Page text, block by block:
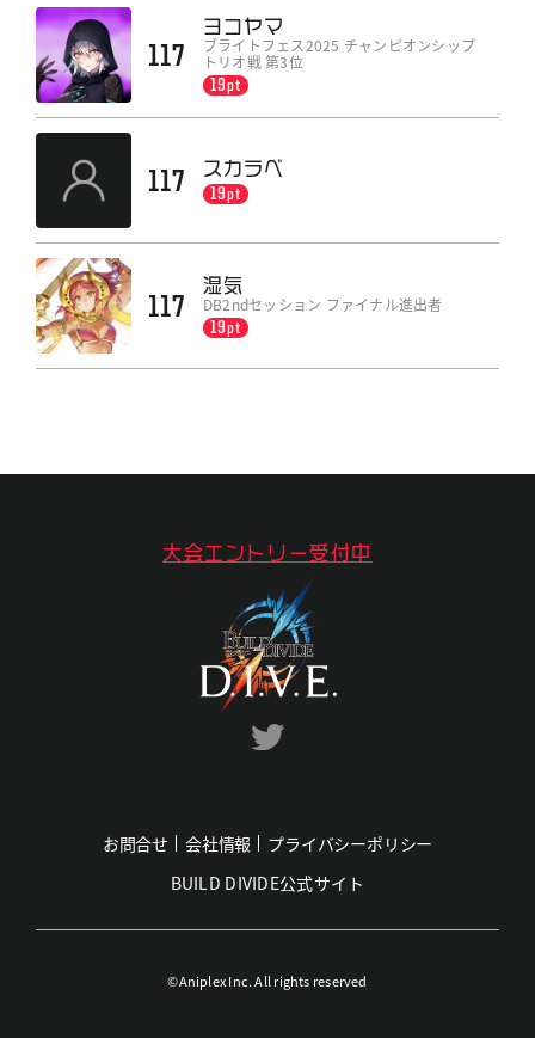
117
ヨコヤマ
ブライトフェス2025 チャンピオンシップ
トリオ戦 第3位
19pt
117
スカラベ
19pt
117
湿気
DB2ndセッション ファイナル進出者
19pt
大会エントリー受付中
お問合せ 会社情報
プライバシーポリシー
BUILD DIVIDE公式サイト
©Aniplex Inc. All rights reserved